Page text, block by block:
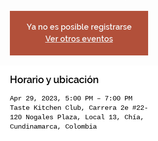
Ya no es posible registrarse
Ver otros eventos
Horario y ubicación
Apr 29, 2023, 5:00 PM – 7:00 PM
Taste Kitchen Club, Carrera 2e #22-
120 Nogales Plaza, Local 13, Chía,
Cundinamarca, Colombia